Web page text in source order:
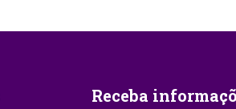
Receba